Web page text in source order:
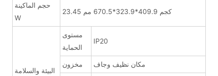
حجم الماكينة
W
23.45 كجم 409.9*323.9*670.5 مم
البيئة والسلامة
مستوى
الحماية
IP20
مخزون مكان نظيف وجاف